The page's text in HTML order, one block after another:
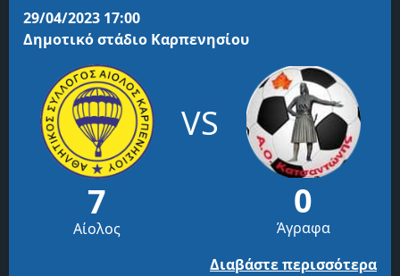
29/04/2023 17:00
Δημοτικό στάδιο Καρπενησίου
7
Αίολος
VS
0
Άγραφα
Διαβάστε περισσότερα